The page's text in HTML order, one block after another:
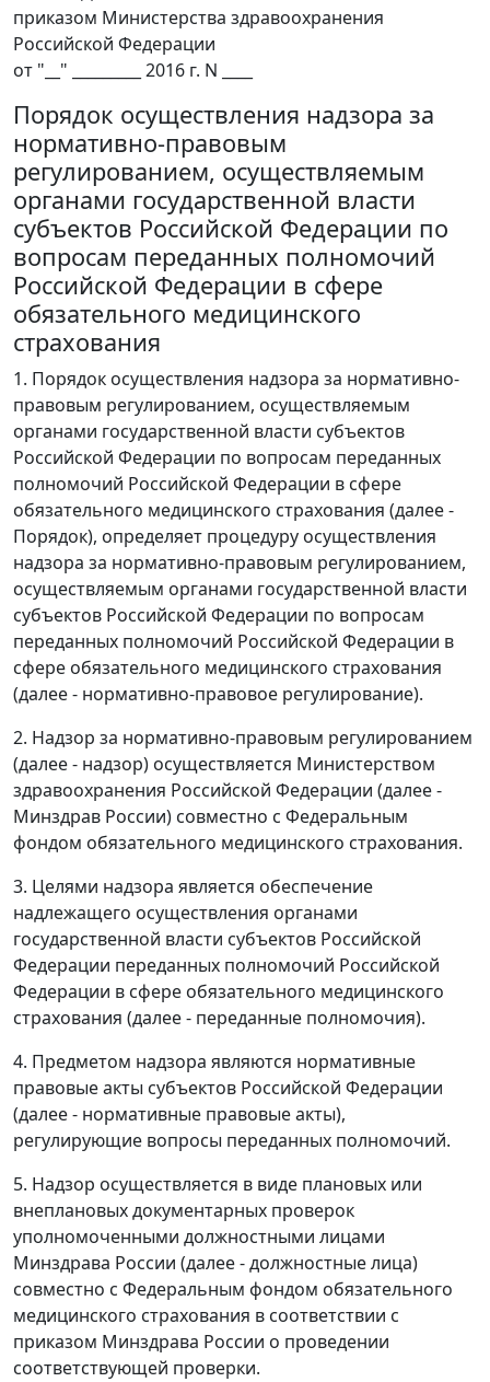
приказом Министерства здравоохранения
Российской Федерации
от "__" _________ 2016 г. N ____
Порядок осуществления надзора за
нормативно-правовым
регулированием, осуществляемым
органами государственной власти
субъектов Российской Федерации по
вопросам переданных полномочий
Российской Федерации в сфере
обязательного медицинского
страхования
1. Порядок осуществления надзора за нормативно-
правовым регулированием, осуществляемым
органами государственной власти субъектов
Российской Федерации по вопросам переданных
полномочий Российской Федерации в сфере
обязательного медицинского страхования (далее -
Порядок), определяет процедуру осуществления
надзора за нормативно-правовым регулированием,
осуществляемым органами государственной власти
субъектов Российской Федерации по вопросам
переданных полномочий Российской Федерации в
сфере обязательного медицинского страхования
(далее - нормативно-правовое регулирование).
2. Надзор за нормативно-правовым регулированием
(далее - надзор) осуществляется Министерством
здравоохранения Российской Федерации (далее -
Минздрав России) совместно с Федеральным
фондом обязательного медицинского страхования.
3. Целями надзора является обеспечение
надлежащего осуществления органами
государственной власти субъектов Российской
Федерации переданных полномочий Российской
Федерации в сфере обязательного медицинского
страхования (далее - переданные полномочия).
4. Предметом надзора являются нормативные
правовые акты субъектов Российской Федерации
(далее - нормативные правовые акты),
регулирующие вопросы переданных полномочий.
5. Надзор осуществляется в виде плановых или
внеплановых документарных проверок
уполномоченными должностными лицами
Минздрава России (далее - должностные лица)
совместно с Федеральным фондом обязательного
медицинского страхования в соответствии с
приказом Минздрава России о проведении
соответствующей проверки.